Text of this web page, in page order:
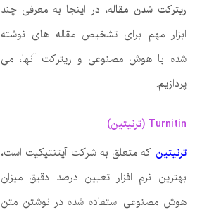
ریترکت شدن مقاله، در اینجا به معرفی چند
ابزار مهم برای تشخیص مقاله های نوشته
شده با هوش مصنوعی و ریترکت آنها، می
پردازیم.
Turnitin (ترنیتین)
ترنیتین که متعلق به شرکت آیتنتیکیت است،
بهترین نرم افزار تعیین درصد دقیق میزان
هوش مصنوعی استفاده شده در نوشتن متن